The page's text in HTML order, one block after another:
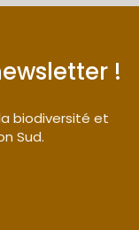
!
biodiversité et
Sud.